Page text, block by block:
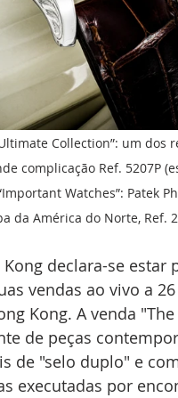
Collection”: um
complicação Ref. 5207P
Watches”: Patek
da América do Norte, Ref.
Kong declara-se
vendas ao vivo a
Kong. A venda
de peças
de "selo duplo" e
executadas por